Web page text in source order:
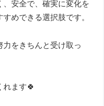
、安全で、確実に変化を
めできる選択肢です。
をきちんと受け取っ
れます🍀